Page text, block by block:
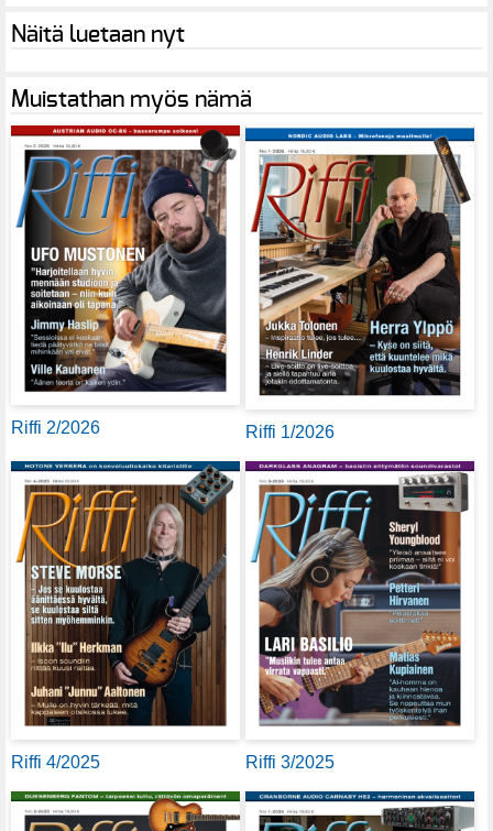
Näitä luetaan nyt
Muistathan myös nämä
Riffi 2/2026 Riffi 1/2026
Riffi 4/2025 Riffi 3/2025